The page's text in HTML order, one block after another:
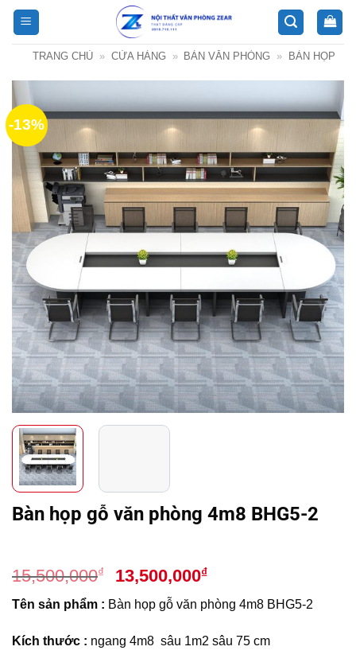
Bỏ
qua
nội
TRANG CHỦ » CỬA HÀNG » BÀN VĂN PHÒNG » BÀN HỌP
-13%
Bàn họp gỗ văn phòng 4m8 BHG5-2
15,500,000₫
Giá
gốc
là:
15,500,000₫.
13,500,000₫Giá
hiện
tại
là:
13,500,000₫.
Tên sản phẩm : Bàn họp gỗ văn phòng 4m8 BHG5-2
Kích thước : ngang 4m8 sâu 1m2 sâu 75 cm